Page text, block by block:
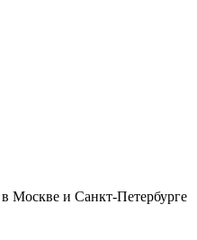
Москве и Санкт-Петербурге